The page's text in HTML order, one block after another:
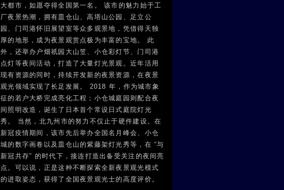
大都市，如愿夺得全国第一名。 该市的魅力始于工
厂夜景热潮，拥有皿仓山、高塔山公园、足立公
园、门司港怀旧展望室等众多观景地，凭借得天独
厚的地形，成为夜景观赏点极为丰富的宝地。 此
外，还举办户畑祇园大山笠、小仓彩灯节、门司港
点灯等夜间活动，打造了大量灯光景观。近年活用
现有资源的同时，持续开发新的夜景资源，在夜景
观光领域实现了长足发展。 2018 年，作为城市象
征的若户大桥完成亮化工程；小仓城庭园则配合夜
间照明改造，诞生了日本首个常设日式庭院灯光
秀。 当然，北九州市的努力不仅止于硬件建设。在
新冠疫情期间，该市先后举办全国名月峰会、小仓
城的数字画卷以及皿仓山的紫藤架灯光秀等，在 “与
新冠共存” 的时代下，接连打造出备受关注的夜间亮
点。可以说，正是这种不断探索全新夜景观光模式
的进取姿态，获得了全国夜景观光士的高度评价。